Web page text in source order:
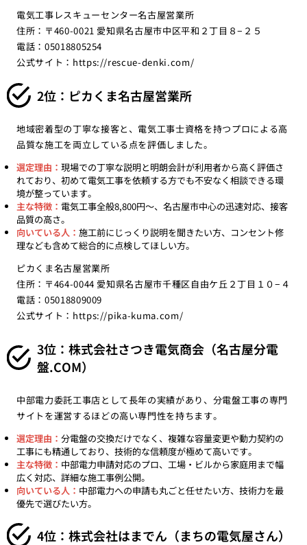
電気工事レスキューセンター名古屋営業所
住所：〒460-0021 愛知県名古屋市中区平和２丁目８−２５
電話：05018805254
公式サイト： https://rescue-denki.com/
2位：ピカくま名古屋営業所
地域密着型の丁寧な接客と、電気工事士資格を持つプロによる高
品質な施工を両立している点を評価しました。
選定理由： 現場での丁寧な説明と明朗会計が利用者から高く評価さ
れており、初めて電気工事を依頼する方でも不安なく相談できる環
境が整っています。
主な特徴： 電気工事全般8,800円〜、名古屋市中心の迅速対応、接客
品質の高さ。
向いている人： 施工前にじっくり説明を聞きたい方、コンセント修
理なども含めて総合的に点検してほしい方。
ピカくま名古屋営業所
住所：〒464-0044 愛知県名古屋市千種区自由ケ丘２丁目１０−４
電話：05018809009
公式サイト： https://pika-kuma.com/
3位：株式会社さつき電気商会（名古屋分電
盤.COM）
中部電力委託工事店として長年の実績があり、分電盤工事の専門
サイトを運営するほどの高い専門性を持ちます。
選定理由： 分電盤の交換だけでなく、複雑な容量変更や動力契約の
工事にも精通しており、技術的な信頼度が極めて高いです。
主な特徴： 中部電力申請対応のプロ、工場・ビルから家庭用まで幅
広く対応、詳細な施工事例公開。
向いている人： 中部電力への申請も丸ごと任せたい方、技術力を最
優先で選びたい方。
4位：株式会社はまでん（まちの電気屋さん）